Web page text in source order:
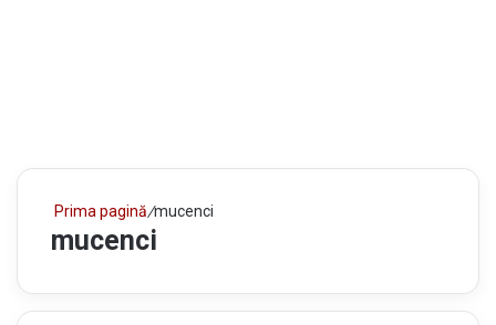
Prima pagină/mucenci
mucenci